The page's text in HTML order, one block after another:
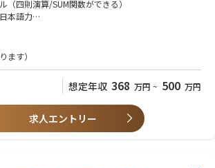
強いこだわりを持っており、『Amazonは世界で一
レーションズ」と「コーポレート」は対等な組織と
ます。
社で取り扱われる商品は年間30億個以上となっ
ても1兆円を優に越える規模に成長していますが、
巨大な流通ビジネスを支えていただける優秀な方を
について】
（四則演算/SUM関数ができる）
本語力
ト経験（アルバイトでも可）
以上（VLOOKUP、ピボット、マクロ等）
し、チームプレーのための気配りができる方
りも成長したいという熱意がある方
理論的に物事の判断ができる方
ルチャーへの貢献や多様性に富んだグループで働く
ます）
想定年収 368 万円 ~ 500 万円
求人エントリー